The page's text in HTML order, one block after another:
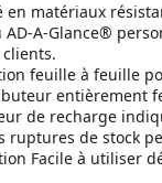
en matériaux
AD-A-Glance®
clients.
feuille à feuille
entièrement
de recharge
ruptures de stock
Facile à utiliser